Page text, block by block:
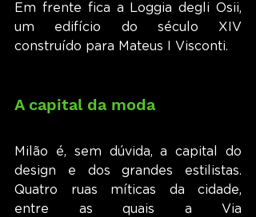
Em frente fica a Loggia degli Osii,
um edifício do século XIV
construído para Mateus I Visconti.
A capital da moda
Milão é, sem dúvida, a capital do
design e dos grandes estilistas.
Quatro ruas míticas da cidade,
entre as quais a Via